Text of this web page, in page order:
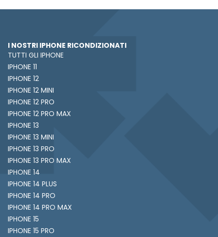
I NOSTRI IPHONE RICONDIZIONATI
TUTTI GLI IPHONE
IPHONE 11
IPHONE 12
IPHONE 12 MINI
IPHONE 12 PRO
IPHONE 12 PRO MAX
IPHONE 13
IPHONE 13 MINI
IPHONE 13 PRO
IPHONE 13 PRO MAX
IPHONE 14
IPHONE 14 PLUS
IPHONE 14 PRO
IPHONE 14 PRO MAX
IPHONE 15
IPHONE 15 PRO